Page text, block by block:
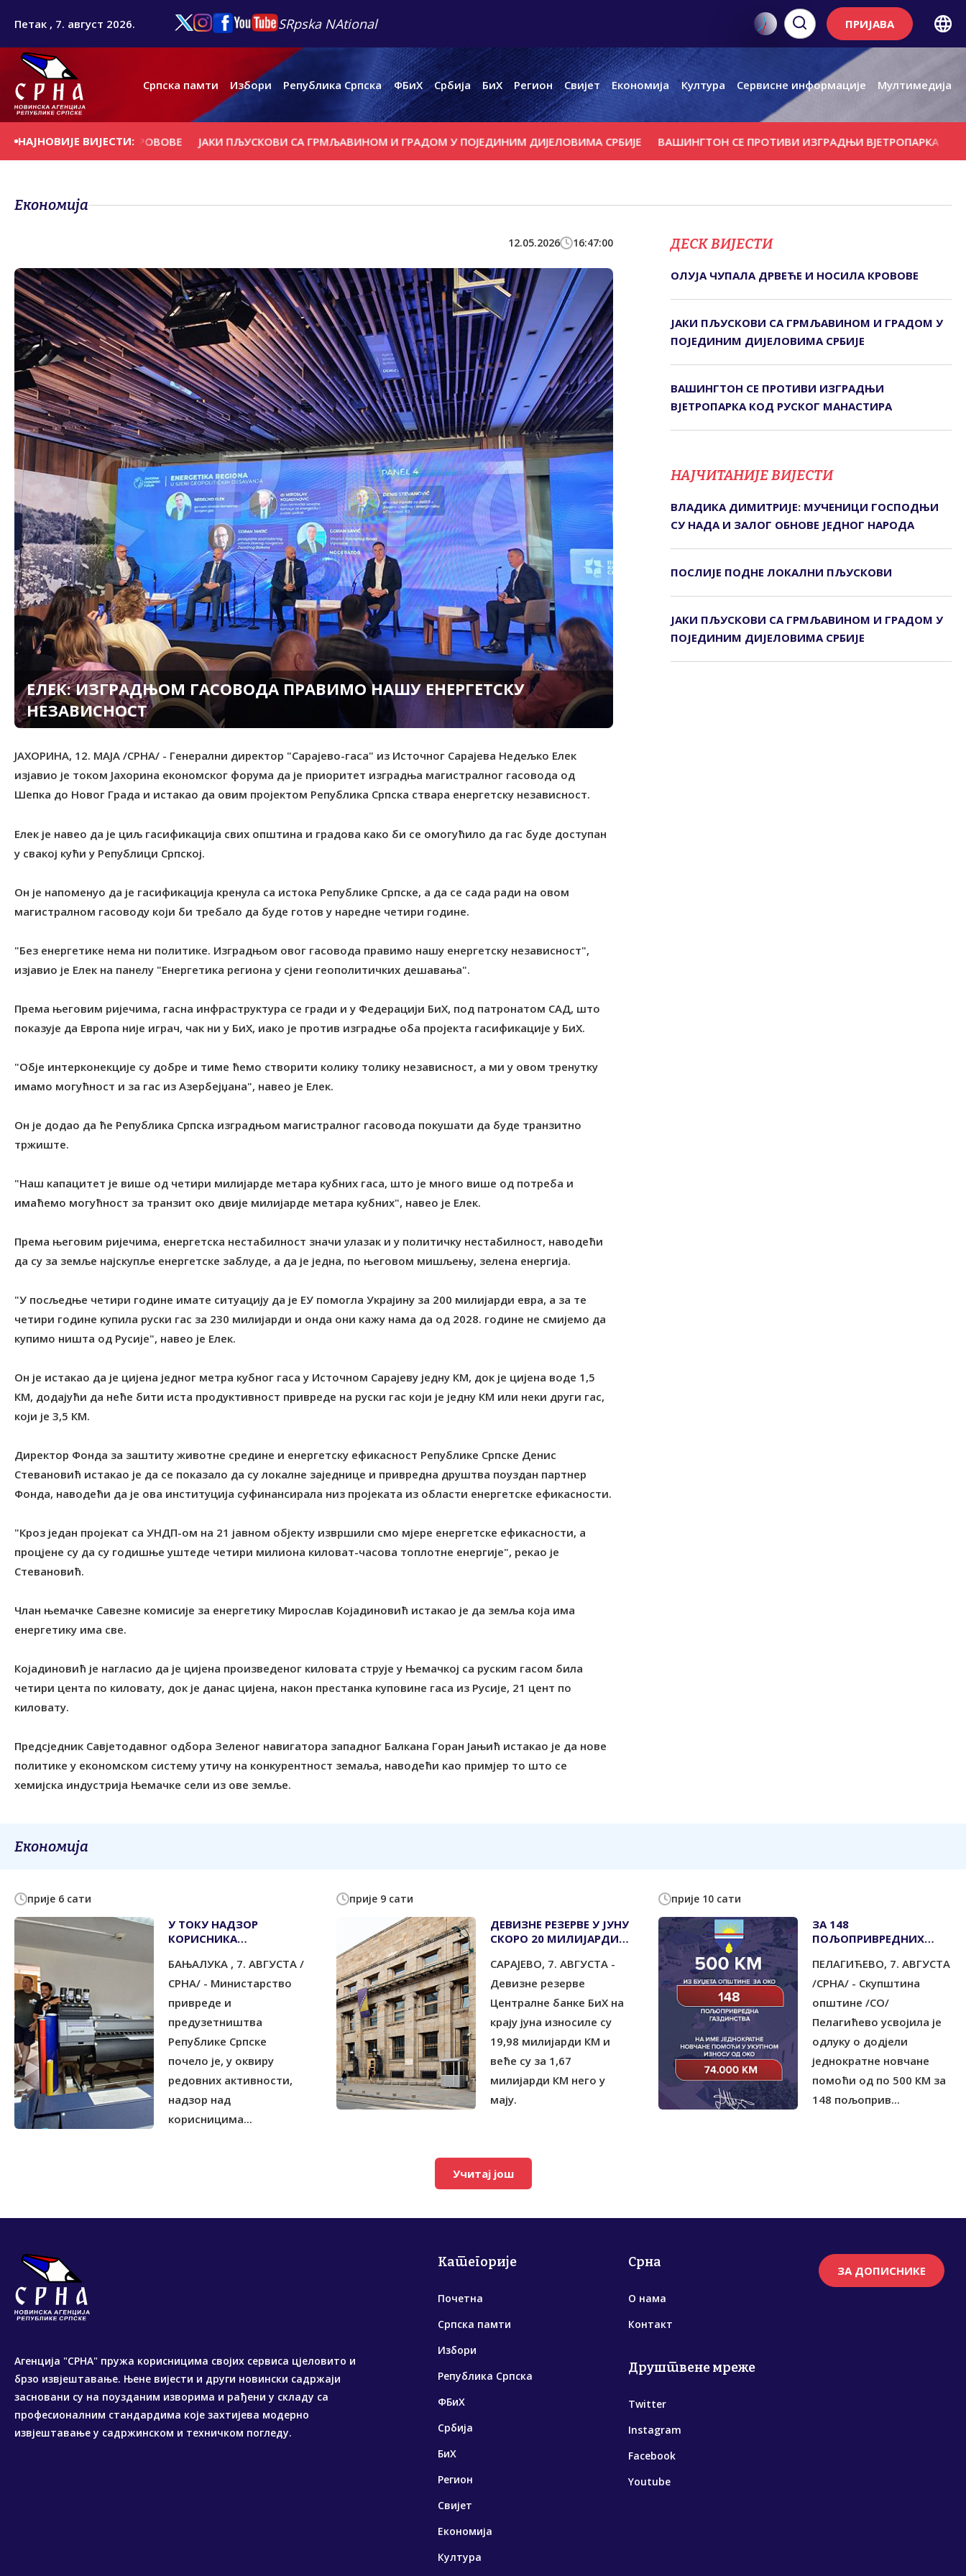
Петак , 7. август 2026. SRpska NAtional ПРИЈАВА
Српска памти Избори Република Српска ФБиХ Србија БиХ Регион Свијет Економија Култура Сервисне информације Мултимедија
НАЈНОВИЈЕ ВИЈЕСТИ:
И НОСИЛА КРОВОВЕ ЈАКИ ПЉУСКОВИ СА ГРМЉАВИНОМ И ГРАДОМ У ПОЈЕДИНИМ ДИЈЕЛОВИМА СРБИЈЕ ВАШИНГТОН СЕ ПРОТИВИ ИЗГРАДЊИ ВЈЕТРОПАРКА КОД РУСКОГ
Економија
12.05.2026 16:47:00
ЕЛЕК: ИЗГРАДЊОМ ГАСОВОДА ПРАВИМО НАШУ ЕНЕРГЕТСКУ
НЕЗАВИСНОСТ
ЈАХОРИНА, 12. МАЈА /СРНА/ - Генерални директор "Сарајево-гаса" из Источног Сарајева Недељко Елек
изјавио је током Јахорина економског форума да је приоритет изградња магистралног гасовода од
Шепка до Новог Града и истакао да овим пројектом Република Српска ствара енергетску независност.
Елек је навео да је циљ гасификација свих општина и градова како би се омогућило да гас буде доступан
у свакој кући у Републици Српској.
Он је напоменуо да је гасификација кренула са истока Републике Српске, а да се сада ради на овом
магистралном гасоводу који би требало да буде готов у наредне четири године.
"Без енергетике нема ни политике. Изградњом овог гасовода правимо нашу енергетску независност",
изјавио је Елек на панелу "Енергетика региона у сјени геополитичких дешавања".
Према његовим ријечима, гасна инфраструктура се гради и у Федерацији БиХ, под патронатом САД, што
показује да Европа није играч, чак ни у БиХ, иако је против изградње оба пројекта гасификације у БиХ.
"Обје интерконекције су добре и тиме ћемо створити колику толику независност, а ми у овом тренутку
имамо могућност и за гас из Азербејџана", навео је Елек.
Он је додао да ће Република Српска изградњом магистралног гасовода покушати да буде транзитно
тржиште.
"Наш капацитет је више од четири милијарде метара кубних гаса, што је много више од потреба и
имаћемо могућност за транзит око двије милијарде метара кубних", навео је Елек.
Према његовим ријечима, енергетска нестабилност значи улазак и у политичку нестабилност, наводећи
да су за земље најскупље енергетске заблуде, а да је једна, по његовом мишљењу, зелена енергија.
"У посљедње четири године имате ситуацију да је ЕУ помогла Украјину за 200 милијарди евра, а за те
четири године купила руски гас за 230 милијарди и онда они кажу нама да од 2028. године не смијемо да
купимо ништа од Русије", навео је Елек.
Он је истакао да је цијена једног метра кубног гаса у Источном Сарајеву једну КМ, док је цијена воде 1,5
КМ, додајући да неће бити иста продуктивност привреде на руски гас који је једну КМ или неки други гас,
који је 3,5 КМ.
Директор Фонда за заштиту животне средине и енергетску ефикасност Републике Српске Денис
Стевановић истакао је да се показало да су локалне заједнице и привредна друштва поуздан партнер
Фонда, наводећи да је ова институција суфинансирала низ пројеката из области енергетске ефикасности.
"Кроз један пројекат са УНДП-ом на 21 јавном објекту извршили смо мјере енергетске ефикасности, а
процјене су да су годишње уштеде четири милиона киловат-часова топлотне енергије", рекао је
Стевановић.
Члан њемачке Савезне комисије за енергетику Мирослав Којадиновић истакао је да земља која има
енергетику има све.
Којадиновић је нагласио да је цијена произведеног киловата струје у Њемачкој са руским гасом била
четири цента по киловату, док је данас цијена, након престанка куповине гаса из Русије, 21 цент по
киловату.
Предсједник Савјетодавног одбора Зеленог навигатора западног Балкана Горан Јањић истакао је да нове
политике у економском систему утичу на конкурентност земаља, наводећи као примјер то што се
хемијска индустрија Њемачке сели из ове земље.
ДЕСК ВИЈЕСТИ
ОЛУЈА ЧУПАЛА ДРВЕЋЕ И НОСИЛА КРОВОВЕ
ЈАКИ ПЉУСКОВИ СА ГРМЉАВИНОМ И ГРАДОМ У
ПОЈЕДИНИМ ДИЈЕЛОВИМА СРБИЈЕ
ВАШИНГТОН СЕ ПРОТИВИ ИЗГРАДЊИ
ВЈЕТРОПАРКА КОД РУСКОГ МАНАСТИРА
НАЈЧИТАНИЈЕ ВИЈЕСТИ
ВЛАДИКА ДИМИТРИЈЕ: МУЧЕНИЦИ ГОСПОДЊИ
СУ НАДА И ЗАЛОГ ОБНОВЕ ЈЕДНОГ НАРОДА
ПОСЛИЈЕ ПОДНЕ ЛОКАЛНИ ПЉУСКОВИ
ЈАКИ ПЉУСКОВИ СА ГРМЉАВИНОМ И ГРАДОМ У
ПОЈЕДИНИМ ДИЈЕЛОВИМА СРБИЈЕ
Економија
прије 6 сати
У ТОКУ НАДЗОР
КОРИСНИКА
УЛАГАЊА
БАЊАЛУКА , 7. АВГУСТА /
СРНА/ - Министарство
привреде и
предузетништва
Републике Српске
почело је, у оквиру
редовних активности,
надзор над
корисницима...
прије 9 сати
ДЕВИЗНЕ РЕЗЕРВЕ У ЈУНУ
СКОРО 20 МИЛИЈАРДИ
САРАЈЕВО, 7. АВГУСТА -
Девизне резерве
Централне банке БиХ на
крају јуна износиле су
19,98 милијарди КМ и
веће су за 1,67
милијарди КМ него у
мају.
прије 10 сати
ЗА 148
ПОЉОПРИВРЕДНИХ
КМ
ПЕЛАГИЋЕВО, 7. АВГУСТА
/СРНА/ - Скупштина
општине /СО/
Пелагићево усвојила је
одлуку о додјели
једнократне новчане
помоћи од по 500 КМ за
148 пољоприв...
Учитај још
Агенција "СРНА" пружа корисницима својих сервиса цјеловито и
брзо извјештавање. Њене вијести и други новински садржаји
засновани су на поузданим изворима и рађени у складу са
професионалним стандардима које захтијева модерно
извјештавање у садржинском и техничком погледу.
Категорије
Почетна
Српска памти
Избори
Република Српска
ФБиХ
Србија
БиХ
Регион
Свијет
Економија
Култура
Срна
О нама
Контакт
Друштвене мреже
Twitter
Instagram
Facebook
Youtube
ЗА ДОПИСНИКЕ